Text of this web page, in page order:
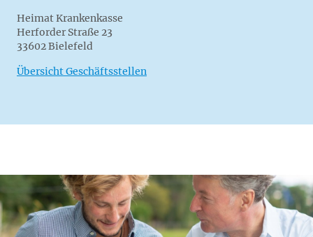
Heimat Krankenkasse
Herforder Straße 23
33602 Bielefeld
Übersicht Geschäftsstellen